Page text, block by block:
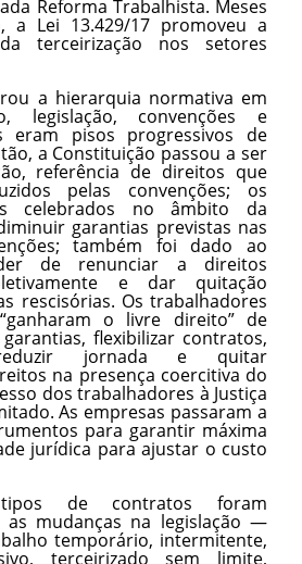
Reforma Trabalhista. Meses
a Lei 13.429/17 promoveu a
terceirização nos setores
a hierarquia normativa em
legislação, convenções e
eram pisos progressivos de
a Constituição passou a ser
referência de direitos que
pelas convenções; os
celebrados no âmbito da
garantias previstas nas
também foi dado ao
de renunciar a direitos
e dar quitação
rescisórias. Os trabalhadores
o livre direito” de
flexibilizar contratos,
jornada e quitar
na presença coercitiva do
dos trabalhadores à Justiça
As empresas passaram a
para garantir máxima
jurídica para ajustar o custo
de contratos foram
as mudanças na legislação —
temporário, intermitente,
terceirizado sem limite,